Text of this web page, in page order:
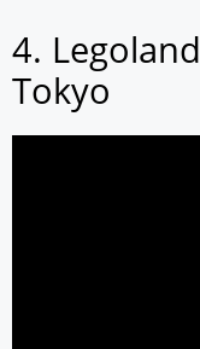
4.
Tokyo